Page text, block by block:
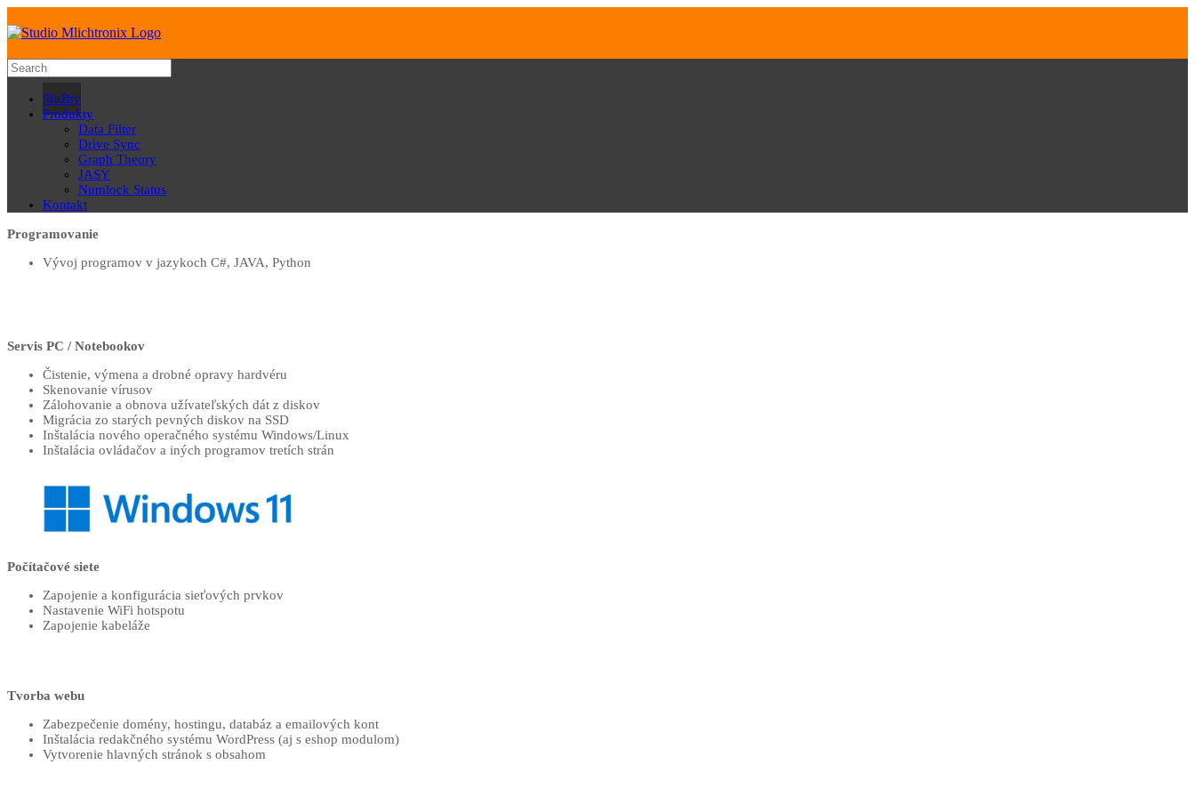
Služby
Produkty
Data Filter
Drive Sync
Graph Theory
JASY
Numlock Status
Kontakt
Programovanie
Vývoj programov v jazykoch C#, JAVA, Python
Servis PC / Notebookov
Čistenie, výmena a drobné opravy hardvéru
Skenovanie vírusov
Zálohovanie a obnova užívateľských dát z diskov
Migrácia zo starých pevných diskov na SSD
Inštalácia nového operačného systému Windows/Linux
Inštalácia ovládačov a iných programov tretích strán
Počítačové siete
Zapojenie a konfigurácia sieťových prvkov
Nastavenie WiFi hotspotu
Zapojenie kabeláže
Tvorba webu
Zabezpečenie domény, hostingu, databáz a emailových kont
Inštalácia redakčného systému WordPress (aj s eshop modulom)
Vytvorenie hlavných stránok s obsahom